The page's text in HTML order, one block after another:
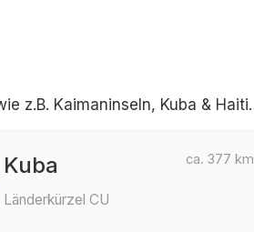
z.B. Kaimaninseln, Kuba & Haiti.
ca. 377 km
Kuba
Länderkürzel CU